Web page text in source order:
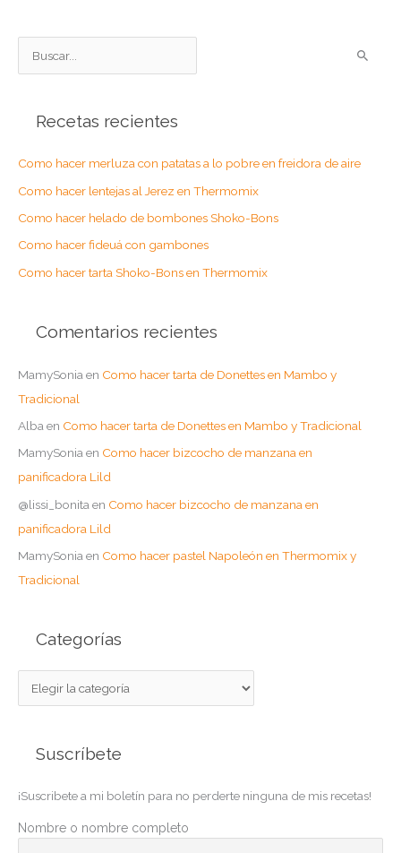
u
r
p
o
r
Recetas recientes
Como hacer merluza con patatas a lo pobre en freidora de aire
Como hacer lentejas al Jerez en Thermomix
Como hacer helado de bombones Shoko-Bons
Como hacer fideuá con gambones
Como hacer tarta Shoko-Bons en Thermomix
Comentarios recientes
MamySonia en Como hacer tarta de Donettes en Mambo y
Tradicional
Alba en Como hacer tarta de Donettes en Mambo y Tradicional
MamySoniaen Como hacer bizcocho de manzana en
panificadora Lild
@lissi_bonita en Como hacer bizcocho de manzana en
panificadora Lild
MamySonia en Como hacer pastel Napoleón en Thermomix y
Tradicional
Categorías
a
o
r
Suscríbete
¡Suscribete a mi boletín para no perderte ninguna de mis recetas!
Nombre o nombre completo